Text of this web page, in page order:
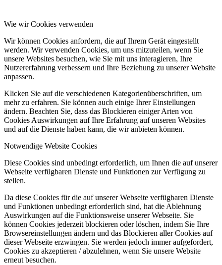
Wie wir Cookies verwenden
Wir können Cookies anfordern, die auf Ihrem Gerät eingestellt
werden. Wir verwenden Cookies, um uns mitzuteilen, wenn Sie
unsere Websites besuchen, wie Sie mit uns interagieren, Ihre
Nutzererfahrung verbessern und Ihre Beziehung zu unserer Website
anpassen.
Klicken Sie auf die verschiedenen Kategorienüberschriften, um
mehr zu erfahren. Sie können auch einige Ihrer Einstellungen
ändern. Beachten Sie, dass das Blockieren einiger Arten von
Cookies Auswirkungen auf Ihre Erfahrung auf unseren Websites
und auf die Dienste haben kann, die wir anbieten können.
Notwendige Website Cookies
Diese Cookies sind unbedingt erforderlich, um Ihnen die auf unserer
Webseite verfügbaren Dienste und Funktionen zur Verfügung zu
stellen.
Da diese Cookies für die auf unserer Webseite verfügbaren Dienste
und Funktionen unbedingt erforderlich sind, hat die Ablehnung
Auswirkungen auf die Funktionsweise unserer Webseite. Sie
können Cookies jederzeit blockieren oder löschen, indem Sie Ihre
Browsereinstellungen ändern und das Blockieren aller Cookies auf
dieser Webseite erzwingen. Sie werden jedoch immer aufgefordert,
Cookies zu akzeptieren / abzulehnen, wenn Sie unsere Website
erneut besuchen.